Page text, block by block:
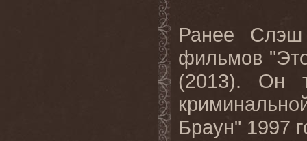
Ранее Слэш
фильмов
(2013). Он
Браун" 1997